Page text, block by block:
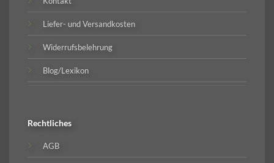
Liefer- und Versandkosten
Widerrufsbelehrung
Blog/Lexikon
Rechtliches
AGB